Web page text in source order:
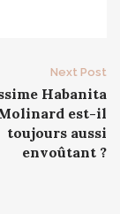
Next Post
Habanita
est-il
toujours aussi
envoûtant ?